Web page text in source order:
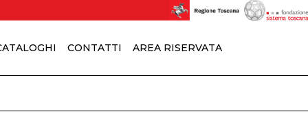
CONTATTI AREA RISERVATA